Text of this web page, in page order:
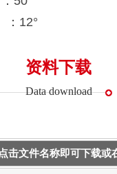
：12°
资料下载
Data download
击文件名称即可下载或